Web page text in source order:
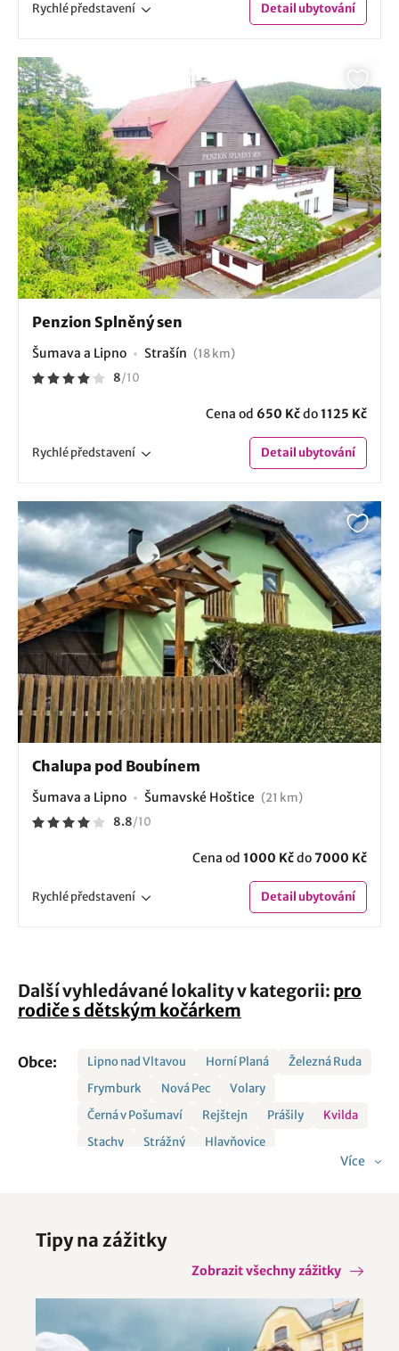
Rychlépředstavení Detailubytování
Penzion Splněný sen
Šumava a Lipno Strašín (18 km)
8/10
Cena od 650 Kčdo1125 Kč
Rychlépředstavení Detailubytování
Chalupa pod Boubínem
Šumava a Lipno Šumavské Hoštice (21 km)
8.8/10
Cena od 1000 Kčdo7000 Kč
Rychlépředstavení Detailubytování
Další vyhledávané lokality v kategorii: pro
rodiče s dětským kočárkem
Obce: Lipno nad Vltavou Horní Planá
Železná Ruda
Frymburk
Nová Pec
Volary
Černá v Pošumaví
Rejštejn Prášily
Kvilda
Stachy
Strážný
Hlavňovice
Více
Tipy na zážitky
Zobrazit všechny zážitky